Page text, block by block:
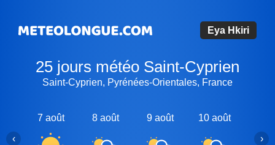
Eya Hkiri
25 jours météo Saint-Cyprien
Saint-Cyprien, Pyrénées-Orientales, France
7 août 8 août 9 août 10 août
‹ ›